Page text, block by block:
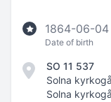
1864-06-04
Date of birth
SO 11 537
Solna
Solna